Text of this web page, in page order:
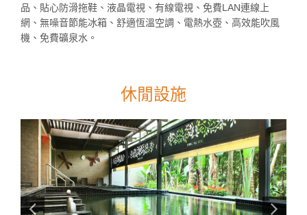
品、貼心防滑拖鞋、液晶電視、有線電視、免費LAN連線上
網、無噪音節能冰箱、舒適恆溫空調、電熱水壺、高效能吹風
機、免費礦泉水。
休閒設施